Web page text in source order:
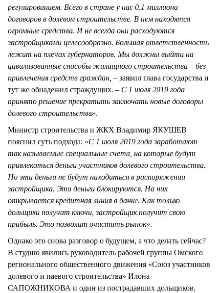
регулированием. Всего в стране у нас 0,1 миллиона
договоров в долевом строительстве. В нем находятся
огромные средства. И не всегда они расходуются
застройщиками целесообразно. Большая ответственность
лежит на плечах губернаторов. Мы должны выйти на
цивилизованные способы жилищного строительства – без
привлечения средств граждан, – заявил глава государства и
тут же обнадежил страждущих. – С 1 июля 2019 года
принято решение прекратить заключать новые договоры
долевого строительства».
Министр строительства и ЖКХ Владимир ЯКУШЕВ
пояснил суть подхода: «С 1 июля 2019 года заработают
так называемые специальные счета, на которые будут
привлекаться деньги участников долевого строительства.
Но эти деньги не будут находиться в распоряжении
застройщика. Эти деньги блокируются. На них
открывается кредитная линия в банке. Как только
дольщики получат ключи, застройщик получит свою
прибыль. Это позволит очистить рынок».
Однако это снова разговор о будущем, а что делать сейчас?
В студию явились руководитель рабочей группы Омского
регионального общественного движения «Союз участников
долевого и паевого строительства» Илона
САПОЖНИКОВА и один из пострадавших дольщиков,